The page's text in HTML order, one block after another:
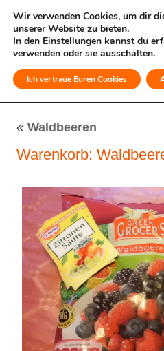
MENÜ
« Waldbeeren
Warenkorb:
Wir verwenden Cookies, um dir
unserer Website zu bieten.
In den Einstellungen kannst du
verwenden oder sie ausschalten.
Ich vertraue Euren Cookies